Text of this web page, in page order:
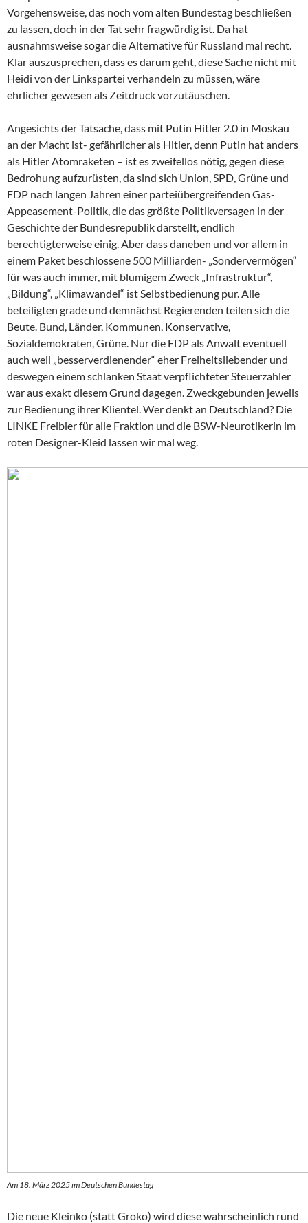
Vorgehensweise, das noch vom alten Bundestag beschließen
zu lassen, doch in der Tat sehr fragwürdig ist. Da hat
ausnahmsweise sogar die Alternative für Russland mal recht.
Klar auszusprechen, dass es darum geht, diese Sache nicht mit
Heidi von der Linkspartei verhandeln zu müssen, wäre
ehrlicher gewesen als Zeitdruck vorzutäuschen.
Angesichts der Tatsache, dass mit Putin Hitler 2.0 in Moskau
an der Macht ist- gefährlicher als Hitler, denn Putin hat anders
als Hitler Atomraketen – ist es zweifellos nötig, gegen diese
Bedrohung aufzurüsten, da sind sich Union, SPD, Grüne und
FDP nach langen Jahren einer parteiübergreifenden Gas-
Appeasement-Politik, die das größte Politikversagen in der
Geschichte der Bundesrepublik darstellt, endlich
berechtigterweise einig. Aber dass daneben und vor allem in
einem Paket beschlossene 500 Milliarden- „Sondervermögen“
für was auch immer, mit blumigem Zweck „Infrastruktur“,
„Bildung“, „Klimawandel“ ist Selbstbedienung pur. Alle
beteiligten grade und demnächst Regierenden teilen sich die
Beute. Bund, Länder, Kommunen, Konservative,
Sozialdemokraten, Grüne. Nur die FDP als Anwalt eventuell
auch weil „besserverdienender“ eher Freiheitsliebender und
deswegen einem schlanken Staat verpflichteter Steuerzahler
war aus exakt diesem Grund dagegen. Zweckgebunden jeweils
zur Bedienung ihrer Klientel. Wer denkt an Deutschland? Die
LINKE Freibier für alle Fraktion und die BSW-Neurotikerin im
roten Designer-Kleid lassen wir mal weg.
Am 18. März 2025 im Deutschen Bundestag
Die neue Kleinko (statt Groko) wird diese wahrscheinlich rund